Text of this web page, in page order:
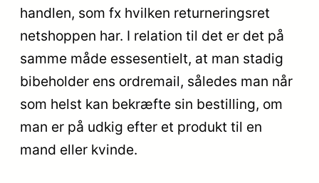
handlen, som fx hvilken returneringsret
netshoppen har. I relation til det er det på
samme måde essesentielt, at man stadig
bibeholder ens ordremail, således man når
som helst kan bekræfte sin bestilling, om
man er på udkig efter et produkt til en
mand eller kvinde.